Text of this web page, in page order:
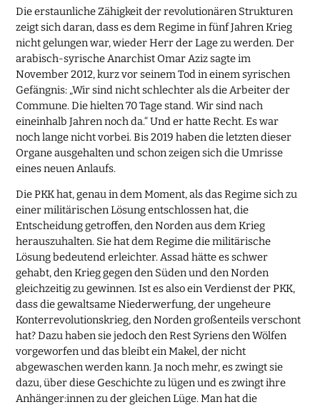
Die erstaunliche Zähigkeit der revolutionären Strukturen
zeigt sich daran, dass es dem Regime in fünf Jahren Krieg
nicht gelungen war, wieder Herr der Lage zu werden. Der
arabisch-syrische Anarchist Omar Aziz sagte im
November 2012, kurz vor seinem Tod in einem syrischen
Gefängnis: „Wir sind nicht schlechter als die Arbeiter der
Commune. Die hielten 70 Tage stand. Wir sind nach
eineinhalb Jahren noch da.“ Und er hatte Recht. Es war
noch lange nicht vorbei. Bis 2019 haben die letzten dieser
Organe ausgehalten und schon zeigen sich die Umrisse
eines neuen Anlaufs.
Die PKK hat, genau in dem Moment, als das Regime sich zu
einer militärischen Lösung entschlossen hat, die
Entscheidung getroffen, den Norden aus dem Krieg
herauszuhalten. Sie hat dem Regime die militärische
Lösung bedeutend erleichter. Assad hätte es schwer
gehabt, den Krieg gegen den Süden und den Norden
gleichzeitig zu gewinnen. Ist es also ein Verdienst der PKK,
dass die gewaltsame Niederwerfung, der ungeheure
Konterrevolutionskrieg, den Norden großenteils verschont
hat? Dazu haben sie jedoch den Rest Syriens den Wölfen
vorgeworfen und das bleibt ein Makel, der nicht
abgewaschen werden kann. Ja noch mehr, es zwingt sie
dazu, über diese Geschichte zu lügen und es zwingt ihre
Anhänger:innen zu der gleichen Lüge. Man hat die